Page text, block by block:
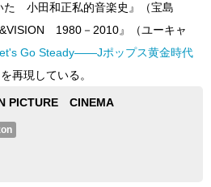
た 小田和正私的音楽史』（宝島
1980－2010』（ユーキャ
Go Steady――Jポップス黄金時代
再現している。
PICTURE CINEMA